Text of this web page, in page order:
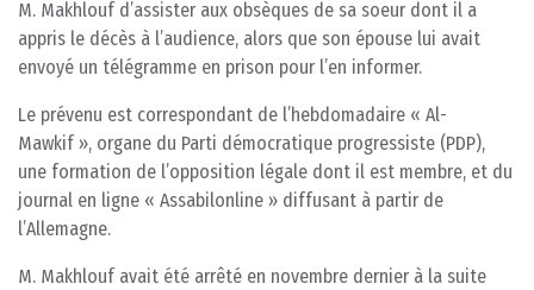
M. Makhlouf d’assister aux obsèques de sa soeur dont il a
appris le décès à l’audience, alors que son épouse lui avait
envoyé un télégramme en prison pour l’en informer.
Le prévenu est correspondant de l’hebdomadaire « Al-
Mawkif », organe du Parti démocratique progressiste (PDP),
une formation de l’opposition légale dont il est membre, et du
journal en ligne « Assabilonline » diffusant à partir de
l’Allemagne.
M. Makhlouf avait été arrêté en novembre dernier à la suite